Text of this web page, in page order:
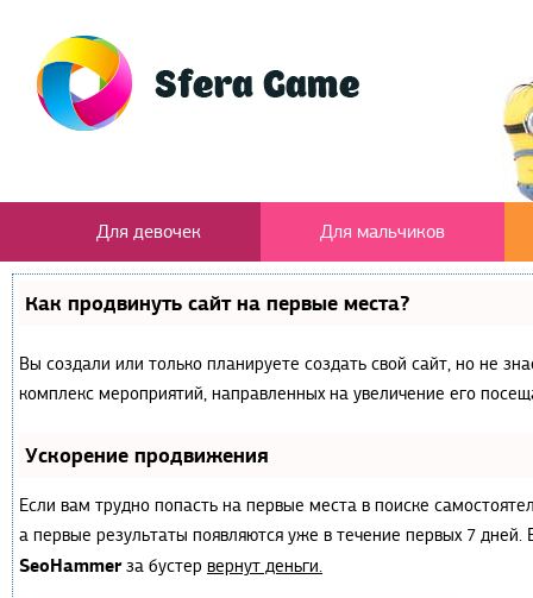
Для девочек Для мальчиков
Как продвинуть сайт на первые места?
Вы создали или только планируете создать свой сайт, но не
комплекс мероприятий, направленных на увеличение его
Ускорение продвижения
Если вам трудно попасть на первые места в поиске
а первые результаты появляются уже в течение первых 7
SeoHammerза бустер вернут деньги.